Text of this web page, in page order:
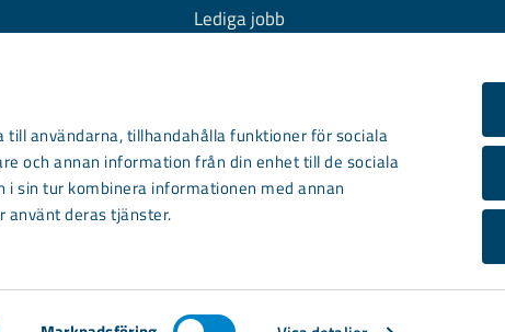
användarna, tillhandahålla funktioner för sociala
och annan information från din enhet till de sociala
sin tur kombinera informationen med annan
använt deras tjänster.
Lediga jobb
Information om cookies
Kontakta oss